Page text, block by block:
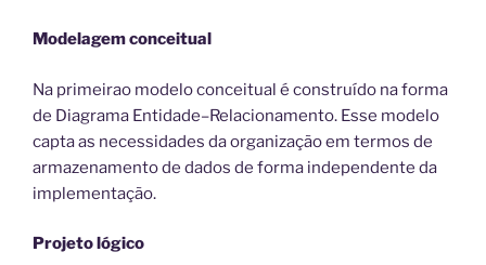
Modelagem conceitual
Na primeirao modelo conceitual é construído na forma
de Diagrama Entidade–Relacionamento. Esse modelo
capta as necessidades da organização em termos de
armazenamento de dados de forma independente da
implementação.
Projeto lógico